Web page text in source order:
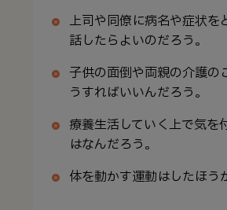
上司や同僚に病名や症状を
話したらよいのだろう。
子供の面倒や両親の介護の
うすればいいんだろう。
療養生活していく上で気を
はなんだろう。
体を動かす運動はしたほう